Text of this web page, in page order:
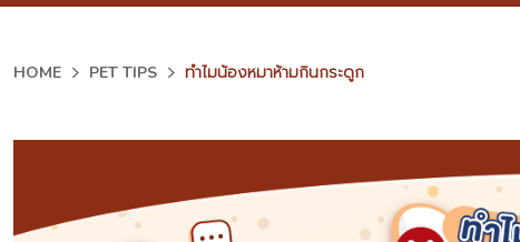
HOME PET TIPS ทำไมน้องหมาห้ามกินกระดูก